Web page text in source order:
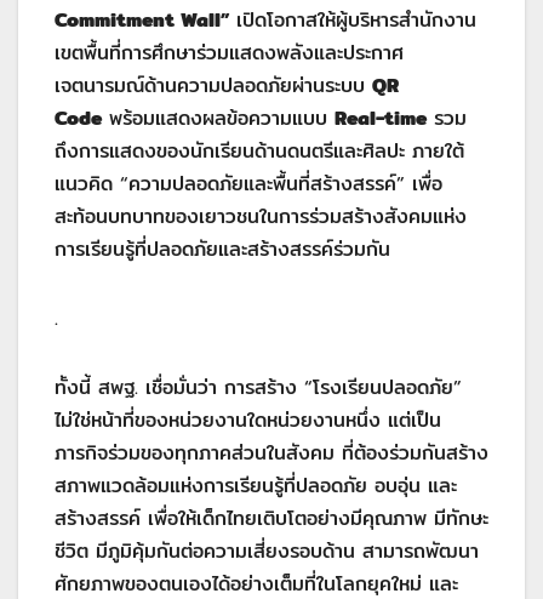
Commitment Wall” เปิดโอกาสให้ผู้บริหารสำนักงาน
เขตพื้นที่การศึกษาร่วมแสดงพลังและประกาศ
เจตนารมณ์ด้านความปลอดภัยผ่านระบบ QR
Codeพร้อมแสดงผลข้อความแบบ Real-timeรวม
ถึงการแสดงของนักเรียนด้านดนตรีและศิลปะ ภายใต้
แนวคิด “ความปลอดภัยและพื้นที่สร้างสรรค์” เพื่อ
สะท้อนบทบาทของเยาวชนในการร่วมสร้างสังคมแห่ง
การเรียนรู้ที่ปลอดภัยและสร้างสรรค์ร่วมกัน
.
ทั้งนี้ สพฐ. เชื่อมั่นว่า การสร้าง “โรงเรียนปลอดภัย”
ไม่ใช่หน้าที่ของหน่วยงานใดหน่วยงานหนึ่ง แต่เป็น
ภารกิจร่วมของทุกภาคส่วนในสังคม ที่ต้องร่วมกันสร้าง
สภาพแวดล้อมแห่งการเรียนรู้ที่ปลอดภัย อบอุ่น และ
สร้างสรรค์ เพื่อให้เด็กไทยเติบโตอย่างมีคุณภาพ มีทักษะ
ชีวิต มีภูมิคุ้มกันต่อความเสี่ยงรอบด้าน สามารถพัฒนา
ศักยภาพของตนเองได้อย่างเต็มที่ในโลกยุคใหม่ และ